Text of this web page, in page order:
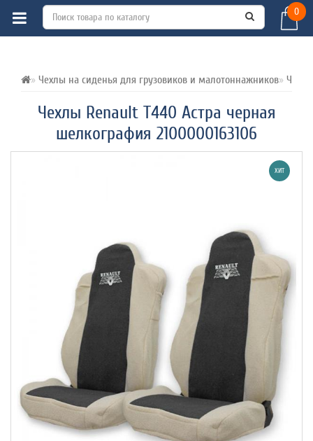
0
Чехлы на сиденья для грузовиков и малотоннажников
Чехлы Renault T440 Астра черная
шелкография 2100000163106
ВСЕ О ТОВАРЕ ХАРАКТЕРИСТИКИ
ХИТ